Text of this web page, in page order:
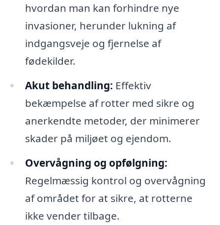
hvordan man kan forhindre nye
invasioner, herunder lukning af
indgangsveje og fjernelse af
fødekilder.
Akut behandling: Effektiv
bekæmpelse af rotter med sikre og
anerkendte metoder, der minimerer
skader på miljøet og ejendom.
Overvågning og opfølgning:
Regelmæssig kontrol og overvågning
af området for at sikre, at rotterne
ikke vender tilbage.